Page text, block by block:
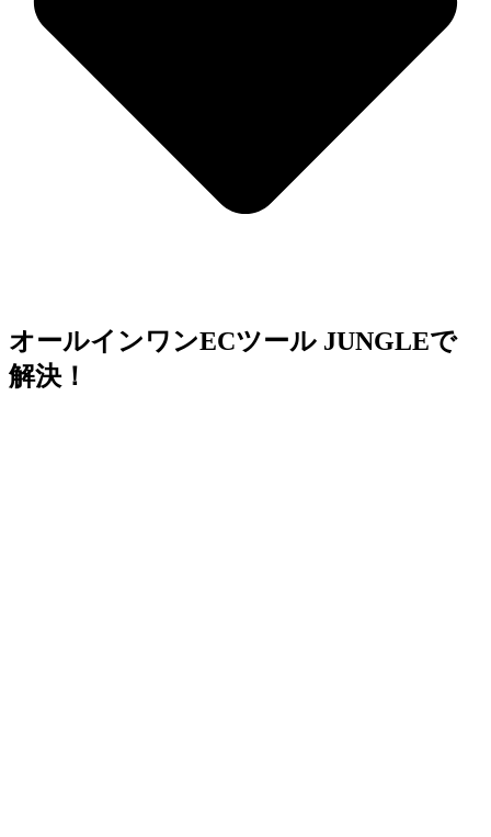
オールインワンECツール JUNGLEで
解決！